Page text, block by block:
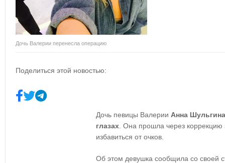
Дочь Валерии перенесла операцию
Поделиться этой новостью:
Дочь певицы Валерии Анна Шульгина
глазах . Она прошла через
избавиться от очков.
Об этом девушка сообщила со своей